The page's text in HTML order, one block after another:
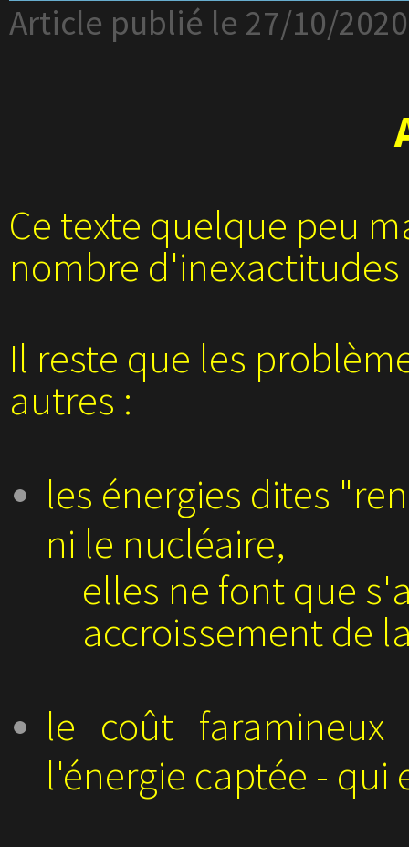
Article publié le 27/10/2020
Ce texte quelque peu
nombre
Il reste que les
autres :
les énergies dites
ni le nucléaire,
elles ne font que
accroissement de
le coût
l'énergie captée - qui